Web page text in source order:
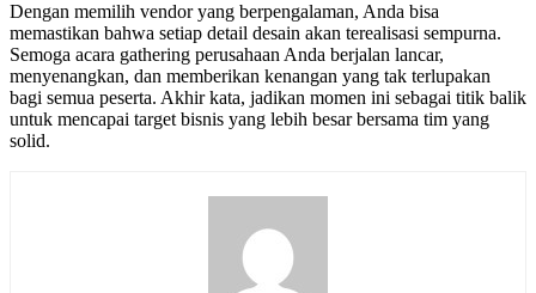
Dengan memilih vendor yang berpengalaman, Anda bisa
memastikan bahwa setiap detail desain akan terealisasi sempurna.
Semoga acara gathering perusahaan Anda berjalan lancar,
menyenangkan, dan memberikan kenangan yang tak terlupakan
bagi semua peserta. Akhir kata, jadikan momen ini sebagai titik balik
untuk mencapai target bisnis yang lebih besar bersama tim yang
solid.